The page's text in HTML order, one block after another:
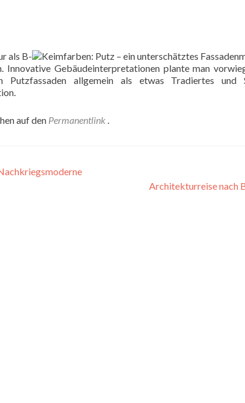
als B-
Innovative Gebäudeinterpretationen plante man
Putzfassaden allgemein als etwas Tradiertes und
auf den Permanentlink .
Architekturreise nach